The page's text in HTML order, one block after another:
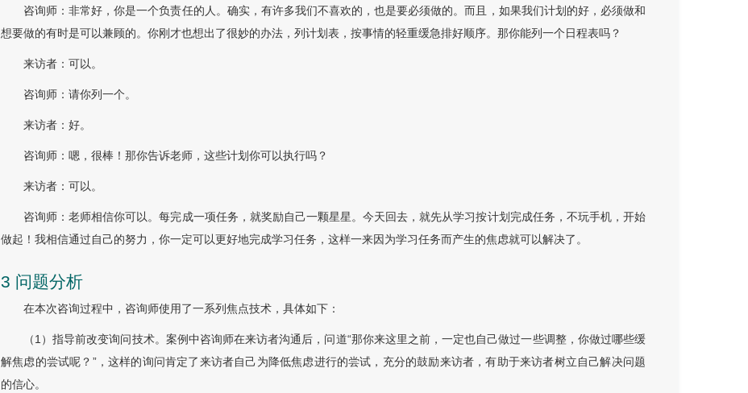
咨询师：非常好，你是一个负责任的人。确实，有许多我们不喜欢的，也是要必须做的。而且，如果我们计划的好，必须做和
想要做的有时是可以兼顾的。你刚才也想出了很妙的办法，列计划表，按事情的轻重缓急排好顺序。那你能列一个日程表吗？
来访者：可以。
咨询师：请你列一个。
来访者：好。
咨询师：嗯，很棒！那你告诉老师，这些计划你可以执行吗？
来访者：可以。
咨询师：老师相信你可以。每完成一项任务，就奖励自己一颗星星。今天回去，就先从学习按计划完成任务，不玩手机，开始
做起！我相信通过自己的努力，你一定可以更好地完成学习任务，这样一来因为学习任务而产生的焦虑就可以解决了。
3 问题分析
在本次咨询过程中，咨询师使用了一系列焦点技术，具体如下：
（1）指导前改变询问技术。案例中咨询师在来访者沟通后，问道“那你来这里之前，一定也自己做过一些调整，你做过哪些缓
解焦虑的尝试呢？”，这样的询问肯定了来访者自己为降低焦虑进行的尝试，充分的鼓励来访者，有助于来访者树立自己解决问题
的信心。